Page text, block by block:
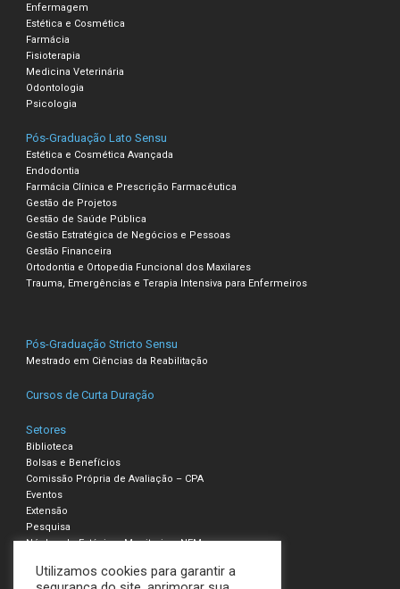
Enfermagem
Estética e Cosmética
Farmácia
Fisioterapia
Medicina Veterinária
Odontologia
Psicologia
Pós-Graduação Lato Sensu
Estética e Cosmética Avançada
Endodontia
Farmácia Clínica e Prescrição Farmacêutica
Gestão de Projetos
Gestão de Saúde Pública
Gestão Estratégica de Negócios e Pessoas
Gestão Financeira
Ortodontia e Ortopedia Funcional dos Maxilares
Trauma, Emergências e Terapia Intensiva para Enfermeiros
Pós-Graduação Stricto Sensu
Mestrado em Ciências da Reabilitação
Cursos de Curta Duração
Setores
Biblioteca
Bolsas e Benefícios
Comissão Própria de Avaliação – CPA
Eventos
Extensão
Pesquisa
Núcleo de Estágio e Monitoria – NEM
Compliance – Ouvidoria
Utilizamos cookies para garantir a